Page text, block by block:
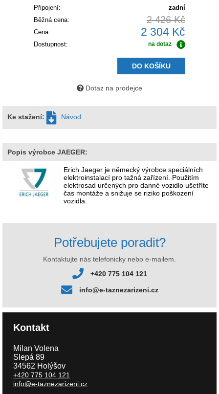
Připojení:
zadní
Běžná cena:
2 426 Kč
Cena: 2 304 Kč
Dostupnost: na dotaz
DO KOŠÍKU
Dotaz na prodejce
Ke stažení: Návod
Popis výrobce JAEGER:
Erich Jaeger je německý výrobce speciálních
elektroinstalací pro tažná zařízení. Použitím
elektrosad určených pro danné vozidlo ušetříte
čas montáže a snižuje se riziko poškození
vozidla.
Potřebujete poradit?
Kontaktujte nás telefonicky nebo e-mailem.
+420 775 104 121
info@e-taznezarizeni.cz
Kontakt
Milan Volena
Slepá 89
34562 Holýšov
+420 775 104 121
info@e-taznezarizeni.cz